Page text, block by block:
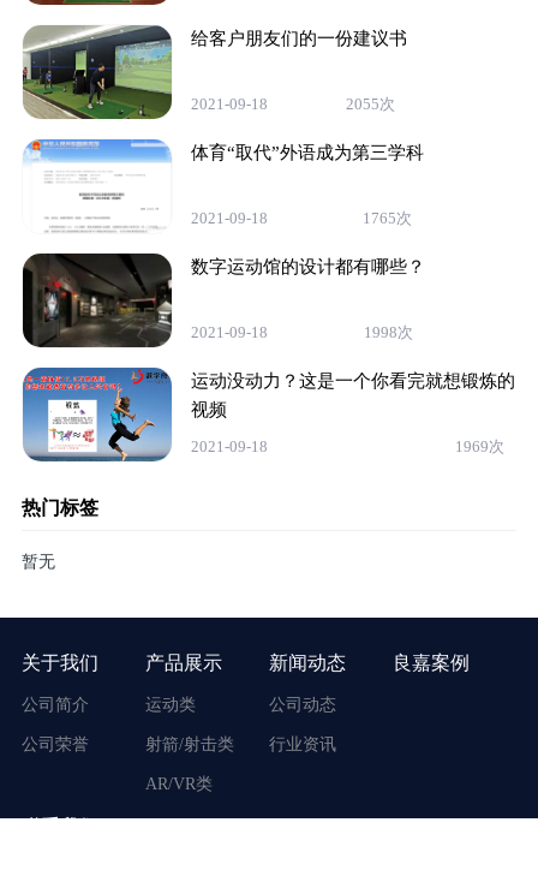
给客户朋友们的一份建议书
2021-09-18 2055次
体育“取代”外语成为第三学科
2021-09-18 1765次
数字运动馆的设计都有哪些？
2021-09-18 1998次
运动没动力？这是一个你看完就想锻炼的
视频
2021-09-18 1969次
热门标签
暂无
关于我们
公司简介
公司荣誉
产品展示
运动类
射箭/射击类
AR/VR类
新闻动态
公司动态
行业资讯
良嘉案例